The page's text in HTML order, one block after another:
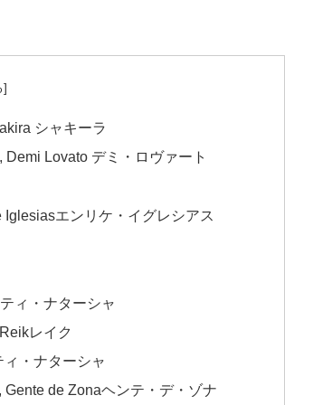
シャキーラ
Lovato デミ・ロヴァート
エンリケ・イグレシアス
ィ・ナターシャ
レイク
・ナターシャ
de Zonaヘンテ・デ・ゾナ